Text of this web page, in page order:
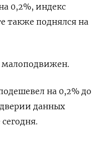
0,2%, индекс
также поднялся на
малоподвижен.
на 0,2% до
данных